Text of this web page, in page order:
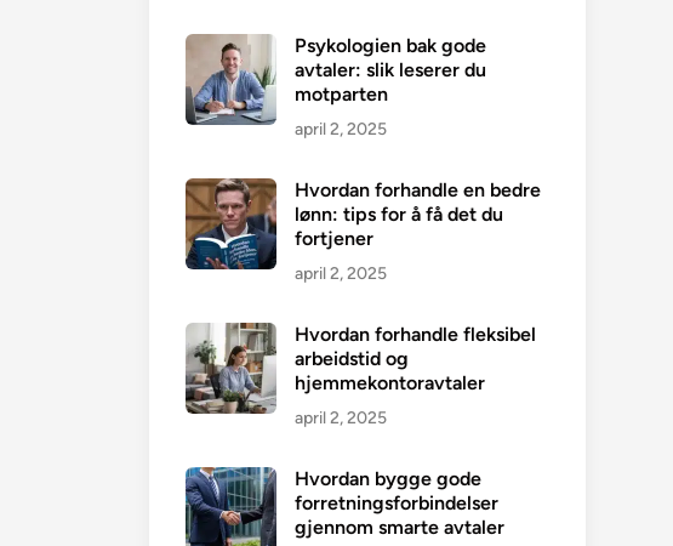
Psykologien bak gode
avtaler: slik leserer du
motparten
april 2, 2025
Hvordan forhandle en bedre
lønn: tips for å få det du
fortjener
april 2, 2025
Hvordan forhandle fleksibel
arbeidstid og
hjemmekontoravtaler
april 2, 2025
Hvordan bygge gode
forretningsforbindelser
gjennom smarte avtaler